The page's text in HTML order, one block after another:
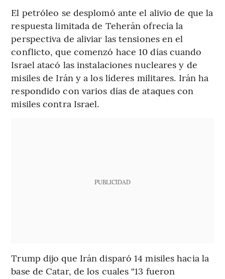
El petróleo se desplomó ante el alivio de que la
respuesta limitada de Teherán ofrecía la
perspectiva de aliviar las tensiones en el
conflicto, que comenzó hace 10 días cuando
Israel atacó las instalaciones nucleares y de
misiles de Irán y a los líderes militares. Irán ha
respondido con varios días de ataques con
misiles contra Israel.
PUBLICIDAD
Trump dijo que Irán disparó 14 misiles hacia la
base de Catar, de los cuales “13 fueron